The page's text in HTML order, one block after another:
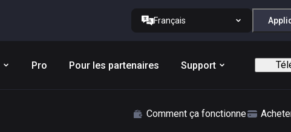
Français
Pro Pour les partenaires Support
Comment ça fonctionne